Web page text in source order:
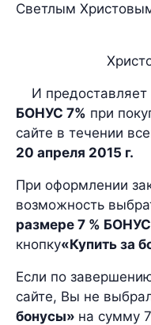
Светлым
Христос
И предоставляет
БОНУС 7% при
сайте в течении
20 апреля 2015 г.
При оформлении
возможность
размере 7 %
кнопку«Купить за
Если по
сайте, Вы не
бонусы» на сумму